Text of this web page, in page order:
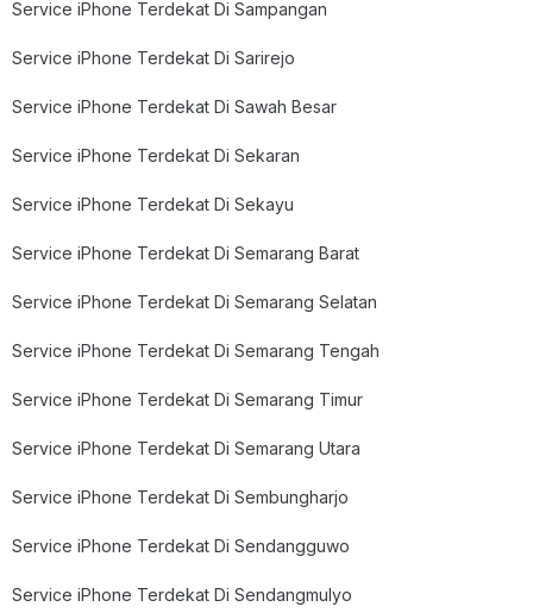
Service iPhone Terdekat Di Sampangan
Service iPhone Terdekat Di Sarirejo
Service iPhone Terdekat Di Sawah Besar
Service iPhone Terdekat Di Sekaran
Service iPhone Terdekat Di Sekayu
Service iPhone Terdekat Di Semarang Barat
Service iPhone Terdekat Di Semarang Selatan
Service iPhone Terdekat Di Semarang Tengah
Service iPhone Terdekat Di Semarang Timur
Service iPhone Terdekat Di Semarang Utara
Service iPhone Terdekat Di Sembungharjo
Service iPhone Terdekat Di Sendangguwo
Service iPhone Terdekat Di Sendangmulyo